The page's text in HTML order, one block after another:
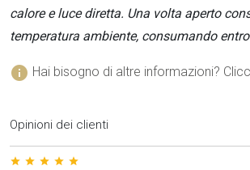
calore e luce diretta. Una volta aperto
temperatura ambiente, consumando
info Hai bisogno di altre informazioni?
Opinioni dei clienti
star star star star star